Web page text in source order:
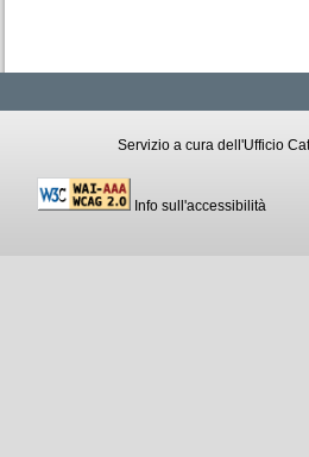
Servizio a cura dell'Ufficio
Info sull'accessibilità